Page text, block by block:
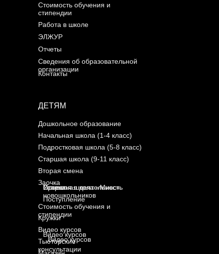
ДЕТЯМ
Стоимость обучения и
стипендии
Контакты
Работа в школе
Кружки
ЭЛЖУР
Отчеты
Сведения об образовательной
организации
Начальная школа (1-4 класс)
Подростковая школа (5-8 класс)
Старшая школа (9-11 класс)
Стоимость обучения и
стипендии
Тьюторcкие
консультации
Дошкольное образование
Заочка
Успехи
новошкольников
Проектная деятельность
Старшая школа «Микс»
Вторая смена
Поступление
Видео курсов
Видео курсов
Видео курсов